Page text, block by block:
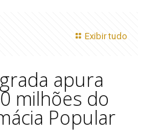
Exibir tudo
apura
milhões do
Popular